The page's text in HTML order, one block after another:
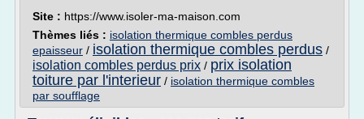
Site : https://www.isoler-ma-maison.com
Thèmes liés : isolation thermique combles perdus
epaisseur / isolation thermique combles perdus /
isolation combles perdus prix / prix isolation
toiture par l'interieur / isolation thermique combles
par soufflage